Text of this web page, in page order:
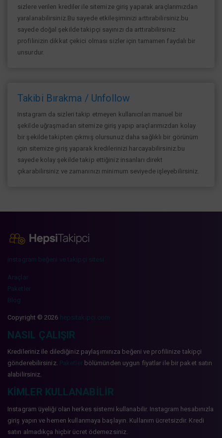
sizlere verilen krediler ile sitemize giriş yaparak araçlarımızdan
yaralanabilirsiniz.Bu sayede etkileşiminizi arttırabilirsiniz.bu
sayede doğal şekilde takipçi sayınızı da arttırabilirsiniz
profilinizin dikkat çekici olması sizler için tamamen faydalı bir
unsurdur.
Takibi Bırakma / Unfollow
Instagram da sizleri takip etmeyen kullanıcıları manuel bir
şekilde uğraşmadan sitemize giriş yapıp araçlarımızdan kolay
bir şekilde takipten çıkmış olursunuz daha sağlıklı bir görünüm
için sitemize giriş yaparak kredilerinizi harcayabilirsiniz.bu
sayede kolay şekilde takip ettiğiniz insanları direkt
çıkarabilirsiniz ve zamanınızı minimum seviyede işleyebilirsiniz.
instagram beğeni ve takipçi sitesi
Araçlar
Paketler
Blog
Copyright © 2026 hepsitakipci.com
NASIL ÇALIŞIR
Kredileriniz ile dilediğiniz paylaşımınıza beğeni ve profilinize takipçi
gönderebilirsiniz. Paketler bölümünden uygun fiyatlar ile bir paket satın
alabilirsiniz.
KIMLER KULLANABILIR
Instagram üyeliği olan herkes sistemi kullanabilir. Instagram hesabınızla
giriş yapın ve hemen kullanmaya başlayın. Kullanım ücretsizdir. Kredi
satın almadıkça hiçbir ücret ödemezsiniz.